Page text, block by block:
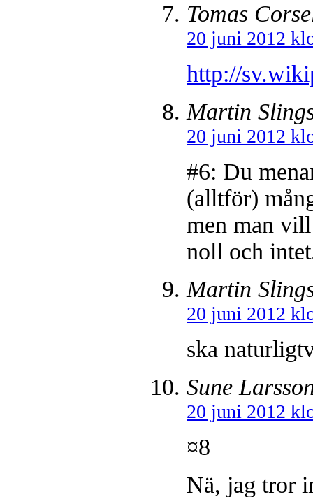
Tomas
20 juni 2012
http://
Martin
20 juni 2012
#6: Du
(alltför)
men man
noll och
Martin
20 juni 2012
ska
Sune
20 juni 2012
¤8
Nä, jag tror